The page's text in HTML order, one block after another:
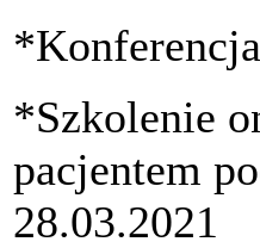
*Szkolenie
pacjentem
28.03.2021